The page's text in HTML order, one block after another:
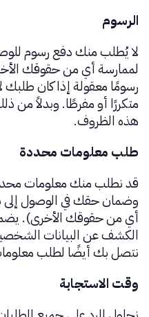
الرسوم
لا يُطلب منك دفع رسوم
لممارسة أي من حقوقك
رسومًا معقولة إذا كان
متكررًا أو مفرطًا. وبدلاً من
هذه الظروف.
طلب معلومات محددة
قد نطلب منك معلومات
وضمان حقك في الوصول إلى
أي من حقوقك الأخرى).
الكشف عن البيانات
نتصل بك أيضًا لطلب
وقت الاستجابة